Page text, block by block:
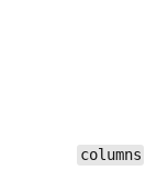
columns